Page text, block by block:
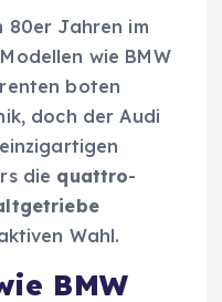
80er Jahren im
wie BMW
boten
doch der Audi
die quattro-
Wahl.
BMW